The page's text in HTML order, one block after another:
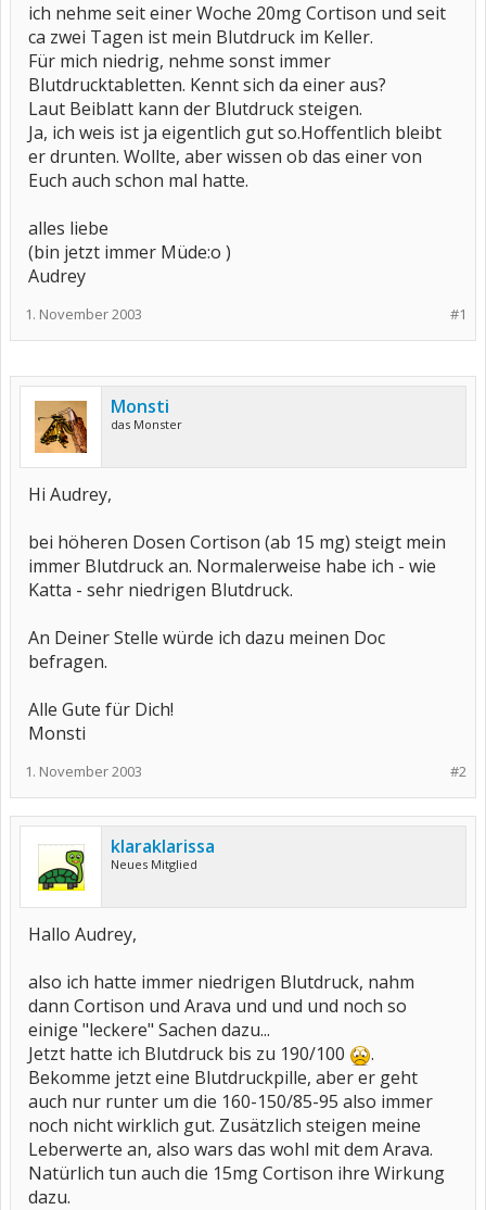
ich nehme seit einer Woche 20mg Cortison und seit
ca zwei Tagen ist mein Blutdruck im Keller.
Für mich niedrig, nehme sonst immer
Blutdrucktabletten. Kennt sich da einer aus?
Laut Beiblatt kann der Blutdruck steigen.
Ja, ich weis ist ja eigentlich gut so.Hoffentlich bleibt
er drunten. Wollte, aber wissen ob das einer von
Euch auch schon mal hatte.
alles liebe
(bin jetzt immer Müde:o )
Audrey
#1
1. November 2003
Monsti
das Monster
Hi Audrey,
bei höheren Dosen Cortison (ab 15 mg) steigt mein
immer Blutdruck an. Normalerweise habe ich - wie
Katta - sehr niedrigen Blutdruck.
An Deiner Stelle würde ich dazu meinen Doc
befragen.
Alle Gute für Dich!
Monsti
#2
1. November 2003
klaraklarissa
Neues Mitglied
Hallo Audrey,
also ich hatte immer niedrigen Blutdruck, nahm
dann Cortison und Arava und und und noch so
einige "leckere" Sachen dazu...
Jetzt hatte ich Blutdruck bis zu 190/100
.
Bekomme jetzt eine Blutdruckpille, aber er geht
auch nur runter um die 160-150/85-95 also immer
noch nicht wirklich gut. Zusätzlich steigen meine
Leberwerte an, also wars das wohl mit dem Arava.
Natürlich tun auch die 15mg Cortison ihre Wirkung
dazu.